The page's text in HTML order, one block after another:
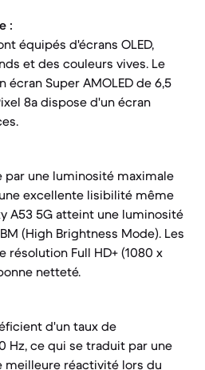
:
équipés d'écrans OLED,
et des couleurs vives. Le
écran Super AMOLED de 6,5
8a dispose d'un écran
par une luminosité maximale
excellente lisibilité même
A53 5G atteint une luminosité
(High Brightness Mode). Les
résolution Full HD+ (1080 x
netteté.
d'un taux de
Hz, ce qui se traduit par une
meilleure réactivité lors du